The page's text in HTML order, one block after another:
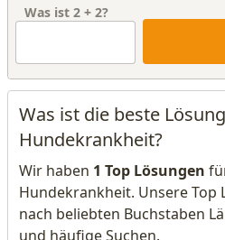
Was ist 2 + 2?
Was ist die beste
Hundekrankheit?
Wir haben 1 Top Lösungen
Hundekrankheit. Unsere Top
nach beliebten Buchstaben
und häufige Suchen.